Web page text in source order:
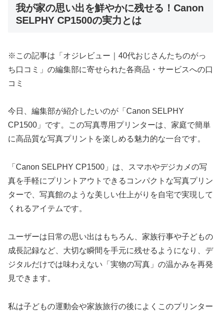
我が家の思い出を鮮やかに残せる！Canon
SELPHY CP1500の実力とは
※この記事は「オジレビュー｜40代おじさんたちのがっ
ち口コミ」の編集部に寄せられた各商品・サービスへの口
コミ
今日、編集部が紹介したいのが「Canon SELPHY
CP1500」です。この写真専用プリンターは、家庭で簡単
に高品質な写真プリントを楽しめる魅力的な一台です。
「Canon SELPHY CP1500」は、スマホやデジカメの写
真を手軽にプリントアウトできるコンパクトな写真プリン
ターで、写真館のような美しい仕上がりを自宅で実現して
くれるアイテムです。
ユーザーは日常の思い出はもちろん、家族行事や子どもの
成長記録など、大切な瞬間を手元に残せるようになり、デ
ジタルだけでは味わえない「実物の写真」の温かみを再発
見できます。
私は子どもの運動会や家族旅行の後によくこのプリンター